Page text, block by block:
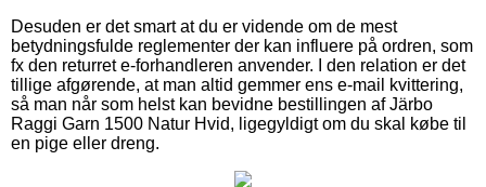
Desuden er det smart at du er vidende om de mest
betydningsfulde reglementer der kan influere på ordren, som
fx den returret e-forhandleren anvender. I den relation er det
tillige afgørende, at man altid gemmer ens e-mail kvittering,
så man når som helst kan bevidne bestillingen af Järbo
Raggi Garn 1500 Natur Hvid, ligegyldigt om du skal købe til
en pige eller dreng.